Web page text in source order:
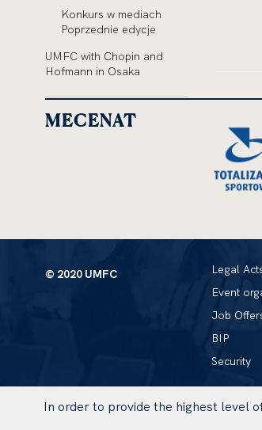
Konkurs w mediach
Poprzednie edycje
UMFC with Chopin and
Hofmann in Osaka
MECENAT
© 2020 UMFC
Legal
Event
Job
BIP
Security
In order to provide the highest level